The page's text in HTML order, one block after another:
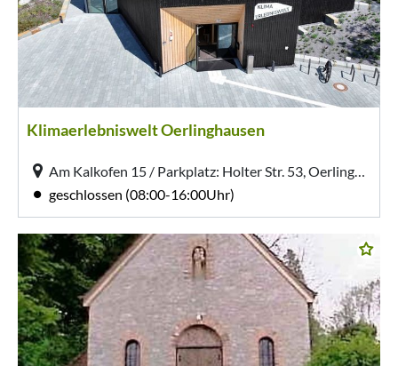
Klimaerlebniswelt Oerlinghausen
Am Kalkofen 15 / Parkplatz: Holter Str. 53, Oerlinghausen
geschlossen (08:00-16:00Uhr)